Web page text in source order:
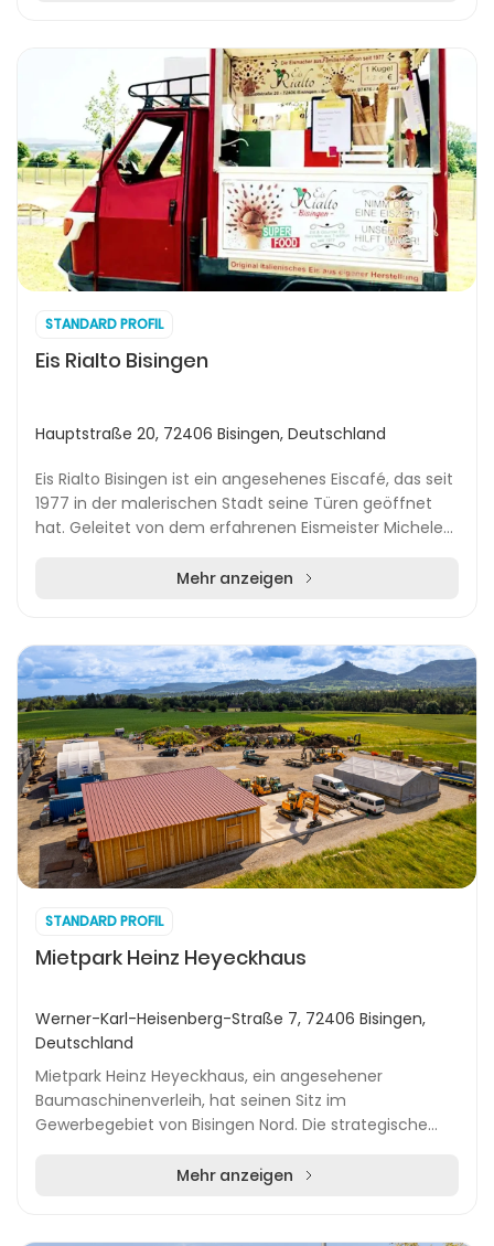
STANDARD PROFIL
Eis Rialto Bisingen
Hauptstraße 20, 72406 Bisingen, Deutschland
Eis Rialto Bisingen ist ein angesehenes Eiscafé, das seit
1977 in der malerischen Stadt seine Türen geöffnet
hat. Geleitet von dem erfahrenen Eismeister Michele
Mehr anzeigen
STANDARD PROFIL
Mietpark Heinz Heyeckhaus
Werner-Karl-Heisenberg-Straße 7, 72406 Bisingen,
Deutschland
Mietpark Heinz Heyeckhaus, ein angesehener
Baumaschinenverleih, hat seinen Sitz im
Gewerbegebiet von Bisingen Nord. Die strategische
ermöglicht es dem Untern...
Mehr anzeigen